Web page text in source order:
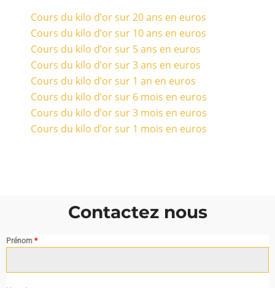
Cours du kilo d’or sur 20 ans en euros
Cours du kilo d’or sur 10 ans en euros
Cours du kilo d’or sur 5 ans en euros
Cours du kilo d’or sur 3 ans en euros
Cours du kilo d’or sur 1 an en euros
Cours du kilo d’or sur 6 mois en euros
Cours du kilo d’or sur 3 mois en euros
Cours du kilo d’or sur 1 mois en euros
Contactez nous
Prénom *